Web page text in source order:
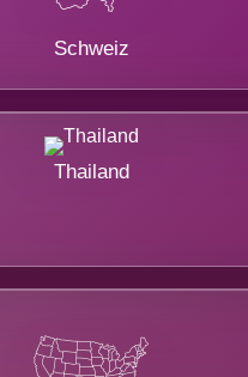
Schweiz
Thailand